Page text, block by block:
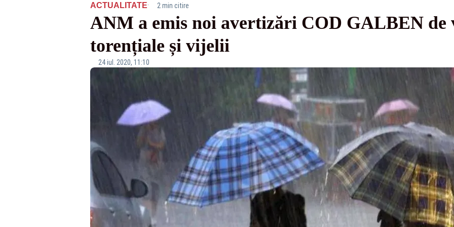
ACTUALITATE· 2 min citire
ANM a emis noi avertizări COD GALBEN de
torențiale și vijelii
24 iul. 2020, 11:10